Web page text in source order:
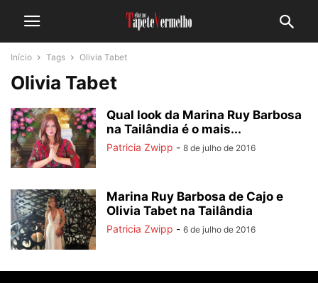
Início Tags Olivia Tabet
Olivia Tabet
Qual look da Marina Ruy Barbosa
na Tailândia é o mais...
Patricia Zwipp - 8 de julho de 2016
Marina Ruy Barbosa de Cajo e
Olivia Tabet na Tailândia
Patricia Zwipp - 6 de julho de 2016